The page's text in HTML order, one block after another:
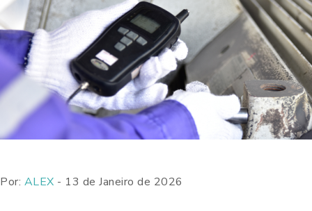
Por: ALEX - 13 de Janeiro de 2026